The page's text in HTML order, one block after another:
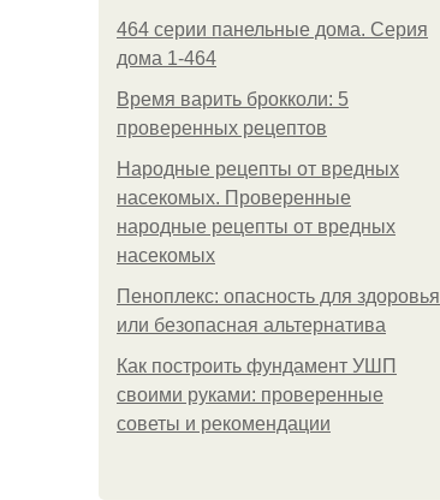
464 серии панельные дома. Серия
дома 1-464
Время варить брокколи: 5
проверенных рецептов
Народные рецепты от вредных
насекомых. Проверенные
народные рецепты от вредных
насекомых
Пеноплекс: опасность для здоровья
или безопасная альтернатива
Как построить фундамент УШП
своими руками: проверенные
советы и рекомендации